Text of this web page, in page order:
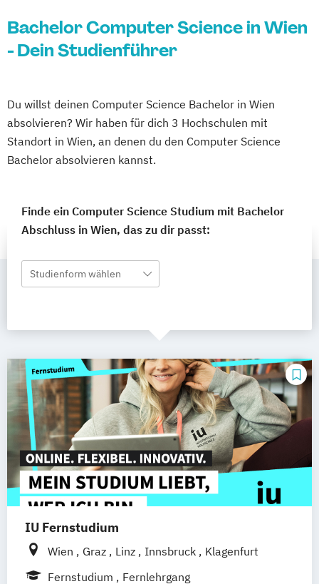
Bachelor Computer Science in Wien
- Dein Studienführer
Du willst deinen Computer Science Bachelor in Wien
absolvieren? Wir haben für dich 3 Hochschulen mit
Standort in Wien, an denen du den Computer Science
Bachelor absolvieren kannst.
Finde ein Computer Science Studium mit Bachelor
Abschluss in Wien, das zu dir passt:
Studienform wählen
IU Fernstudium
Wien Graz Linz Innsbruck
Klagenfurt
Fernstudium
Fernlehrgang